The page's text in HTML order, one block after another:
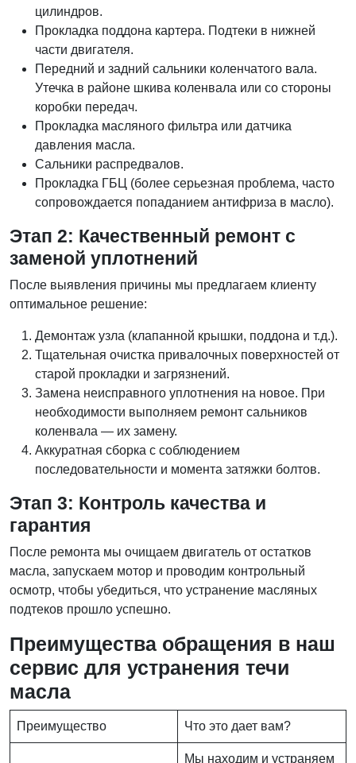
цилиндров.
Прокладка поддона картера. Подтеки в нижней
части двигателя.
Передний и задний сальники коленчатого вала.
Утечка в районе шкива коленвала или со стороны
коробки передач.
Прокладка масляного фильтра или датчика
давления масла.
Сальники распредвалов.
Прокладка ГБЦ (более серьезная проблема, часто
сопровождается попаданием антифриза в масло).
Этап 2: Качественный ремонт с
заменой уплотнений
После выявления причины мы предлагаем клиенту
оптимальное решение:
Демонтаж узла (клапанной крышки, поддона и т.д.).
Тщательная очистка привалочных поверхностей от
старой прокладки и загрязнений.
Замена неисправного уплотнения на новое. При
необходимости выполняем ремонт сальников
коленвала — их замену.
Аккуратная сборка с соблюдением
последовательности и момента затяжки болтов.
Этап 3: Контроль качества и
гарантия
После ремонта мы очищаем двигатель от остатков
масла, запускаем мотор и проводим контрольный
осмотр, чтобы убедиться, что устранение масляных
подтеков прошло успешно.
Преимущества обращения в наш
сервис для устранения течи
масла
Преимущество Что это дает вам?
Мы находим и устраняем